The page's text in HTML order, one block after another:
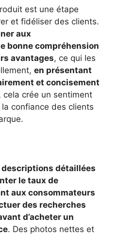
est une étape
et fidéliser des clients.
aux
bonne compréhension
avantages, ce qui les
en présentant
et concisement
cela crée un sentiment
la confiance des clients
détaillées
le taux de
aux consommateurs
des recherches
d’acheter un
. Des photos nettes et